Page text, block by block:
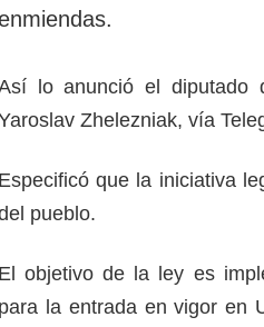
lo anunció el diputado
Zhelezniak, vía
Especificó que la iniciativa
pueblo.
El objetivo de la ley es
para la entrada en vigor en